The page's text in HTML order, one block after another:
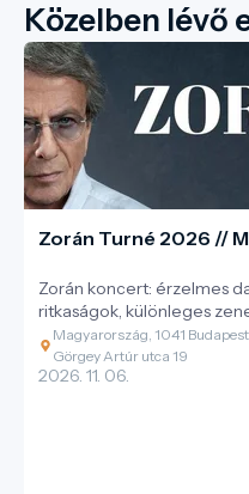
Közelben lévő
Zorán Turné 2026 //
Zorán koncert: érzelmes
ritkaságok, különleges
felejthetetlen este minden
generációnak
Magyarország, 1041
Görgey Artúr utca 19
2026. 11. 06.